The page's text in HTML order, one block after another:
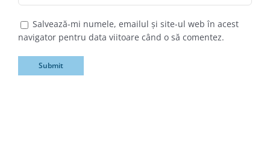
Salvează-mi numele, emailul și site-ul web în acest
navigator pentru data viitoare când o să comentez.